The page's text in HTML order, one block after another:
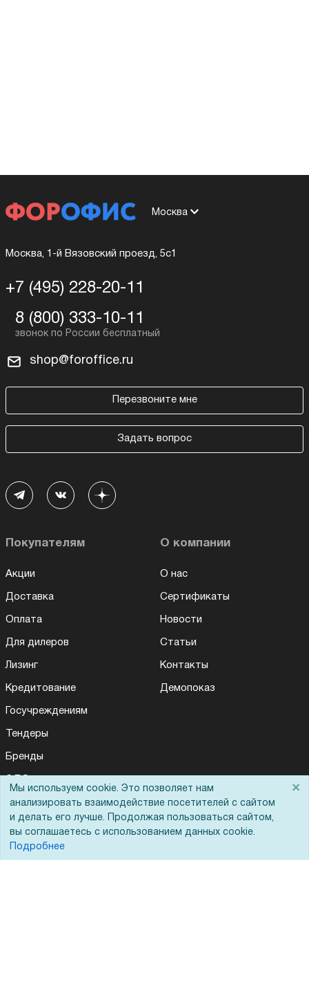
Москва
Москва, 1-й Вязовский проезд, 5с1
+7 (495) 228-20-11
8 (800) 333-10-11
shop@foroffice.ru
Перезвоните мне
Задать вопрос
Покупателям
Акции
Доставка
Оплата
Для дилеров
Лизинг
Кредитование
Госучреждениям
Тендеры
Бренды
О компании
О нас
Сертификаты
Новости
Статьи
Контакты
Демопоказ
Помощь
Вопрос-ответ
Мы используем cookie. Это позволяет нам
анализировать взаимодействие посетителей с сайтом
и делать его лучше. Продолжая пользоваться сайтом,
вы соглашаетесь с использованием данных cookie.
Подробнее
×